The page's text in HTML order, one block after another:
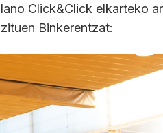
Click&Click elkarteko
Binkerentzat: